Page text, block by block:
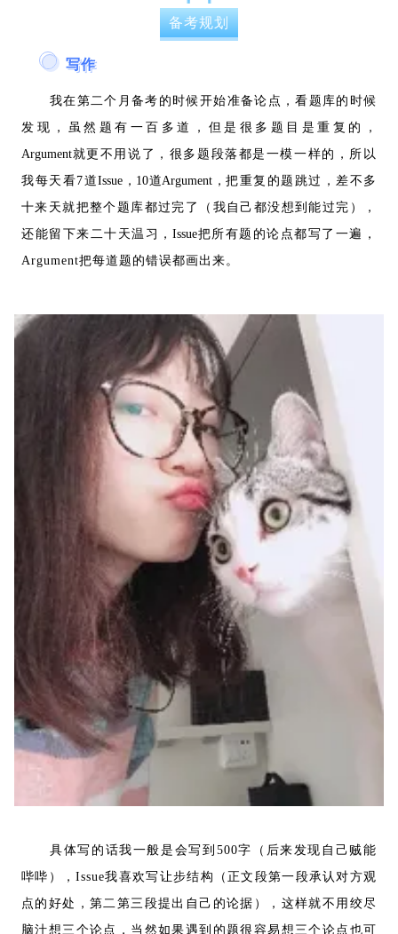
备考规划
写作
我在第二个月备考的时候开始准备论点，看题库的时候
发现，虽然题有一百多道，但是很多题目是重复的
，
Argument就更不用说了，很多题段落都是一模一样的，所以
我每天看7道Issue，10道Argument， 把重复的题跳过，差不多
十来天就把整个题库都过完了（我自己都没想到能过完），
还能留下来二十天温习
，Issue把所有题的论点都写了一遍，
Argument把每道题的错误都画出来。
具体写的话我一般是会写到500字（后来发现自己贼能
哔哔），Issue我喜欢写让步结构（正文段第一段承认对方观
点的好处，第二第三段提出自己的论据），这样就不用绞尽
脑汁想三个论点，当然如果遇到的题很容易想三个论点也可